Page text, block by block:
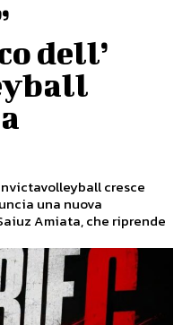
dell’
cresce
una nuova
Amiata, che riprende